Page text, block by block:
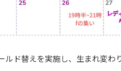
ルド替えを実施し、生まれ変わ